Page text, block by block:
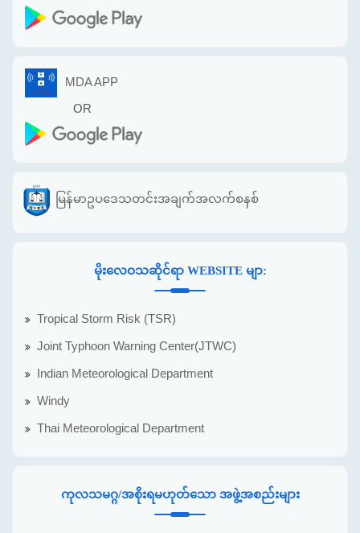
MDA APP
OR
မြန်မာဥပဒေသတင်းအချက်အလက်စနစ်
မိုးလေဝသဆိုင်ရာ WEBSITE မျာ:
Tropical Storm Risk (TSR)
Joint Typhoon Warning Center(JTWC)
Indian Meteorological Department
Windy
Thai Meteorological Department
ကုလသမဂ္ဂ/အစိုးရမဟုတ်သော အဖွဲ့အစည်းများ